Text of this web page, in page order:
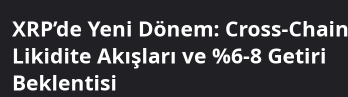
XRP’de Yeni Dönem: Cross-Chain
Likidite Akışları ve %6-8 Getiri
Beklentisi